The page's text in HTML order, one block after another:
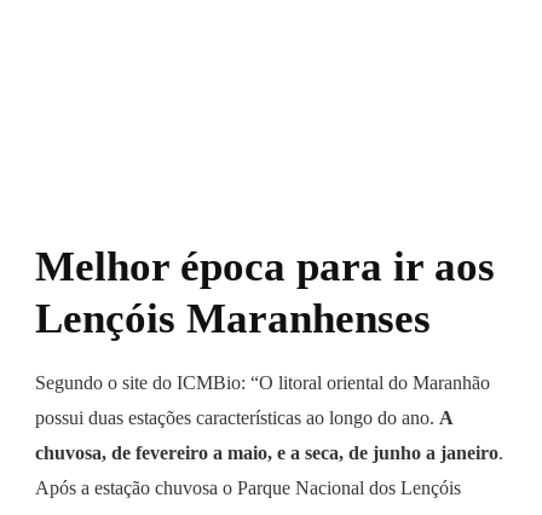
Melhor época para ir aos
Lençóis Maranhenses
Segundo o site do ICMBio: “O litoral oriental do Maranhão
possui duas estações características ao longo do ano. A
chuvosa, de fevereiro a maio, e a seca, de junho a janeiro.
Após a estação chuvosa o Parque Nacional dos Lençóis